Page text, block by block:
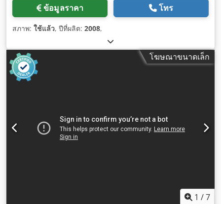
ข้อมูลราคา โทร
สภาพ: ใช้แล้ว, ปีที่ผลิต: 2008,
โฆษณาขนาดเล็ก
1 /7